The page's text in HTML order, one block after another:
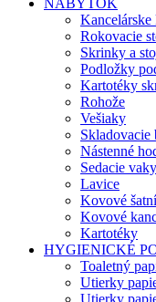
NÁBYTOK
Kancelárske
Rokovacie
Skrinky a
Podložky
Kartotéky
Rohože
Vešiaky
Skladovacie
Nástenné
Sedacie vaky
Lavice
Kovové
Kovové
Kartotéky
HYGIENICKÉ
Toaletný
Utierky
Utierky